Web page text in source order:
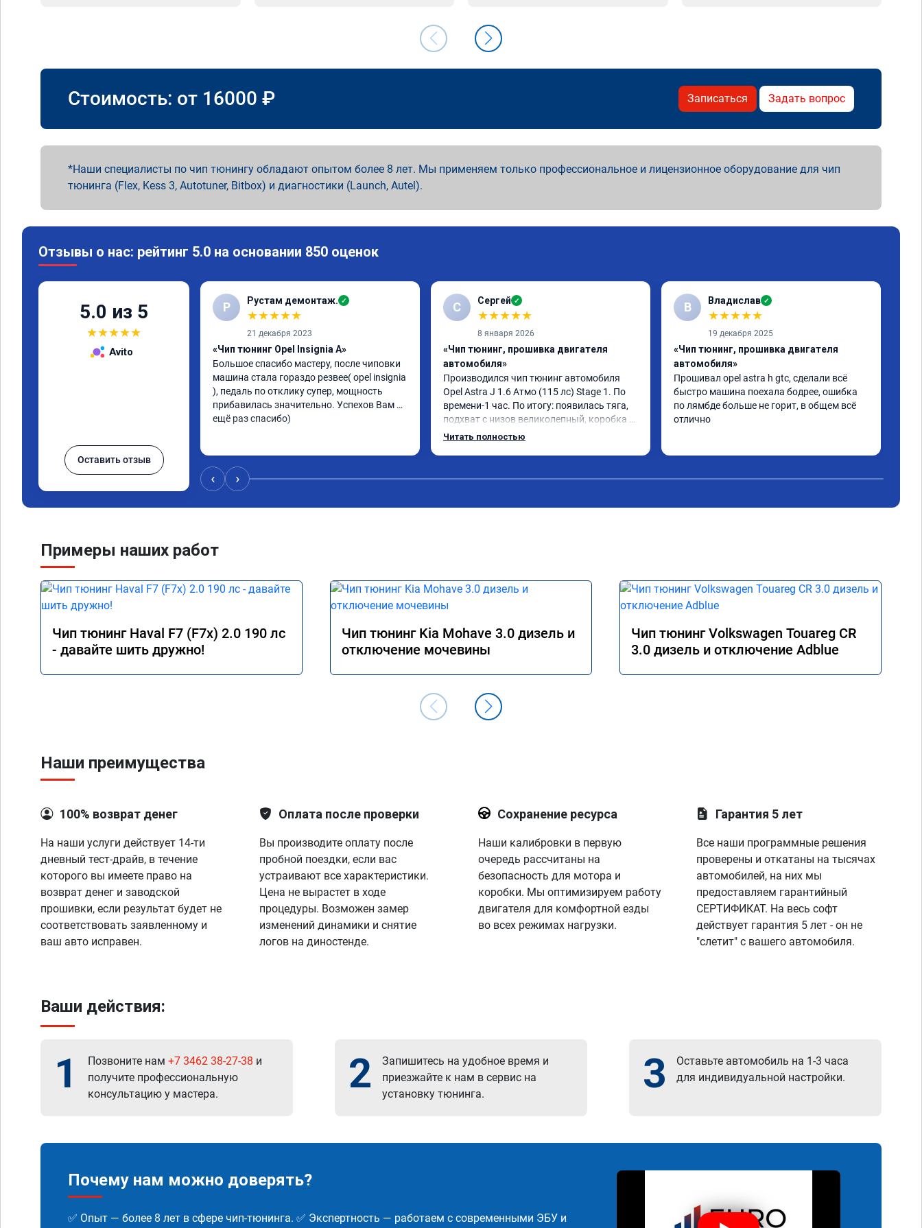
Стоимость: от 16000 ₽ Записаться Задать вопрос
Наши специалисты по чип тюнингу обладают опытом более 8 лет. Мы применяем только профессиональное и лицензионное оборудование для чип
тюнинга (Flex, Kess 3, Autotuner, Bitbox) и диагностики (Launch, Autel).
Отзывы о нас: рейтинг 5.0 на основании 850 оценок
5.0 из 5
★★★★★
Avito
Оставить отзыв
Р Рустам демонтаж. ✓
★★★★★
21 декабря 2023
«Чип тюнинг Opel Insignia A»
Большое спасибо мастеру, после чиповки
машина стала гораздо резвее( opel insignia
), педаль по отклику супер, мощность
прибавилась значительно. Успехов Вам и
ещё раз спасибо)
С Сергей ✓
★★★★★
8 января 2026
«Чип тюнинг, прошивка двигателя
автомобиля»
Производился чип тюнинг автомобиля
Opel Astra J 1.6 Атмо (115 лс) Stage 1. По
времени-1 час. По итогу: появилась тяга,
подхват с низов великолепный, коробка
стала работать плавнее. На трассе
Читать полностью
В Владислав ✓
★★★★★
19 декабря 2025
«Чип тюнинг, прошивка двигателя
автомобиля»
Прошивал opel astra h gtc, сделали всё
быстро машина поехала бодрее, ошибка
по лямбде больше не горит, в общем всё
отлично
‹ ›
Примеры наших работ
Чип тюнинг Haval F7 (F7x) 2.0 190 лс
- давайте шить дружно!
Чип тюнинг Kia Mohave 3.0 дизель и
отключение мочевины
Чип тюнинг Volkswagen Touareg CR
3.0 дизель и отключение Adblue
Наши преимущества
100% возврат денег
На наши услуги действует 14-ти
дневный тест-драйв, в течение
которого вы имеете право на
возврат денег и заводской
прошивки, если результат будет не
соответствовать заявленному и
ваш авто исправен.
Оплата после проверки
Вы производите оплату после
пробной поездки, если вас
устраивают все характеристики.
Цена не вырастет в ходе
процедуры. Возможен замер
изменений динамики и снятие
логов на диностенде.
Сохранение ресурса
Наши калибровки в первую
очередь рассчитаны на
безопасность для мотора и
коробки. Мы оптимизируем работу
двигателя для комфортной езды
во всех режимах нагрузки.
Гарантия 5 лет
Все наши программные решения
проверены и откатаны на тысячах
автомобилей, на них мы
предоставляем гарантийный
СЕРТИФИКАТ. На весь софт
действует гарантия 5 лет - он не
"слетит" с вашего автомобиля.
Ваши действия:
1 Позвоните нам +7 3462 38-27-38 и
получите профессиональную
консультацию у мастера.
2
Запишитесь на удобное время и
приезжайте к нам в сервис на
установку тюнинга.
3
Оставьте автомобиль на 1-3 часа
для индивидуальной настройки.
Почему нам можно доверять?
✅ Опыт — более 8 лет в сфере чип-тюнинга. ✅ Экспертность — работаем с современными ЭБУ и